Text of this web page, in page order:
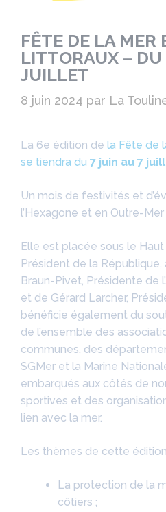
FÊTE DE LA MER
LITTORAUX –
JUILLET
8 juin 2024 par La
La 6e édition de la Fête de
se tiendra du 7 juin au 7
Un mois de festivités et
l’Hexagone et en Outre-Mer
Elle est placée sous le
Président de la
Braun-Pivet, Présidente de
et de Gérard Larcher,
bénéficie également du
de l’ensemble des
communes, des
SGMer et la Marine
embarqués aux côtés de
sportives et des
lien avec la mer.
Les thèmes de cette
La protection de la
côtiers ;